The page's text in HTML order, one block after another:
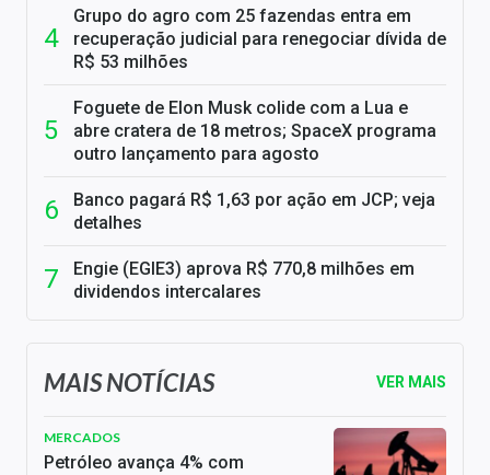
Grupo do agro com 25 fazendas entra em
recuperação judicial para renegociar dívida de
R$ 53 milhões
Foguete de Elon Musk colide com a Lua e
abre cratera de 18 metros; SpaceX programa
outro lançamento para agosto
Banco pagará R$ 1,63 por ação em JCP; veja
detalhes
Engie (EGIE3) aprova R$ 770,8 milhões em
dividendos intercalares
MAIS NOTÍCIAS VER MAIS
MERCADOS
Petróleo avança 4% com